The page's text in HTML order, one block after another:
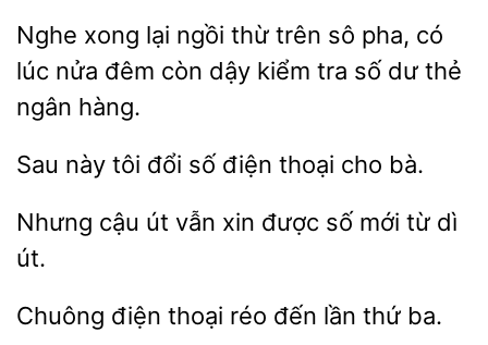
Nghe xong
thừ trên sô pha, có
lúc nửa
còn dậy kiểm tra số dư thẻ
ngân hàng.
Sau này đổi số điện cho
Nhưng cậu út vẫn xin được số dì
Chuông điện thoại réo đến